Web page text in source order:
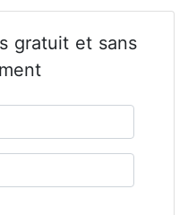
gratuit et sans